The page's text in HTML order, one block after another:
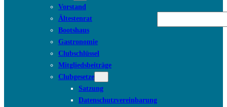
Vorstand
Ältestenrat
Bootshaus
Gastronomie
Clubschlüssel
Mitgliedsbeiträge
Clubgesetze
Satzung
Datenschutzvereinbarung